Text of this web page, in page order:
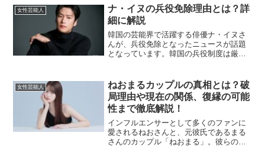
す。今回は、瀧山あかねの彼氏が誰なの
か、そしてその大物芸人と...
女性芸能人
ナ・イヌの兵役免除理由とは？詳
細に解説
韓国の芸能界で活躍する俳優ナ・イヌさ
んが、兵役免除となったニュースが話題
となっています。韓国の兵役制度は厳し
ナ・イヌさんの兵役免除に至った経緯や
その背景について詳しく解...
女性芸能人
ねおまるカップルの真相とは？破
局理由や現在の関係、復縁の可能
性まで徹底解説！
インフルエンサーとして多くのファンに
愛されるねおさんと、元彼氏であるまる
さんのカップル「ねおまる」。彼らの関